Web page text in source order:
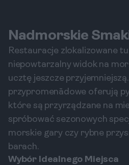
Nadmorskie
Restauracje zlokalizowane
niepowtarzalny widok na
ucztę jeszcze
przypromenādowe oferują
które są przyrządzane na
spróbować sezonowych
morskie gary czy rybne
barach.
Wybór Idealnego Miejsca